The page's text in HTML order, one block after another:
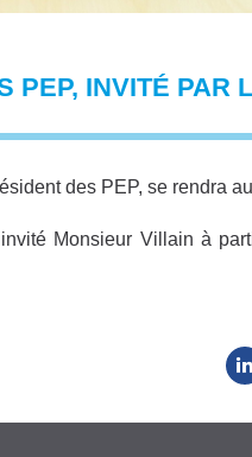
PEP, INVITÉ PAR
des PEP, se rendra
Monsieur Villain à